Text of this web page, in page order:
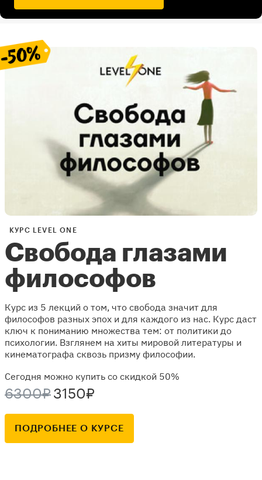
КУРС LEVEL ONE
Свобода глазами
философов
Курс из 5 лекций о том, что свобода значит для
философов разных эпох и для каждого из нас. Курс даст
ключ к пониманию множества тем: от политики до
психологии. Взглянем на хиты мировой литературы и
кинематографа сквозь призму философии.
Сегодня можно купить со скидкой 50%
6300₽ 3150₽
ПОДРОБНЕЕ О КУРСЕ